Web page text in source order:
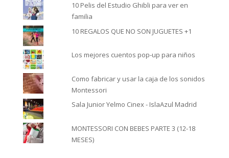
10 Pelis del Estudio Ghibli para ver en
familia
10 REGALOS QUE NO SON JUGUETES +1
Los mejores cuentos pop-up para niños
Como fabricar y usar la caja de los sonidos
Montessori
Sala Junior Yelmo Cinex - IslaAzul Madrid
MONTESSORI CON BEBES PARTE 3 (12-18
MESES)